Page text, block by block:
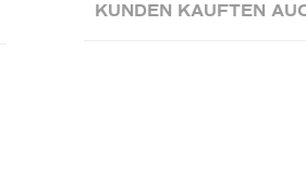
KUNDEN KAUFTEN